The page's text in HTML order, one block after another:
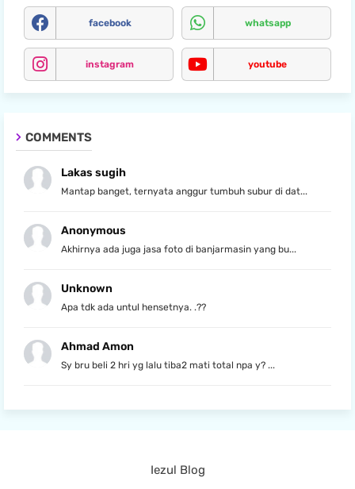
facebook whatsapp
instagram youtube
COMMENTS
Lakas sugih
Mantap banget, ternyata anggur tumbuh subur di dat...
Anonymous
Akhirnya ada juga jasa foto di banjarmasin yang bu...
Unknown
Apa tdk ada untul hensetnya. .??
Ahmad Amon
Sy bru beli 2 hri yg lalu tiba2 mati total npa y? ...
Iezul Blog